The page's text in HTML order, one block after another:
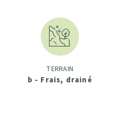
TERRAIN
b - Frais, drainé